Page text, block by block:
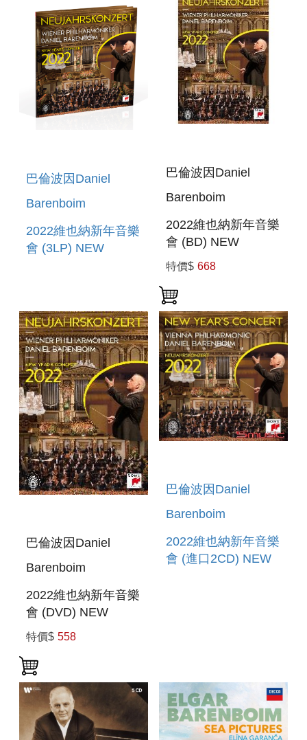
COMPLETE PIANO
SONATAS &
VARIATIONS (9CD)
巴倫波因Daniel
Barenboim
2022維也納新年音樂
會 (3LP) NEW
巴倫波因Daniel
Barenboim
2022維也納新年音樂
會 (BD) NEW
YEAR`S CONCERT
2022 (BD)
特價$ 668
巴倫波因Daniel
Barenboim
2022維也納新年音樂
會 (DVD) NEW
YEAR`S CONCERT
特價$ 558
巴倫波因Daniel
Barenboim
2022維也納新年音樂
會 (進口2CD) NEW